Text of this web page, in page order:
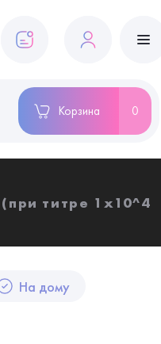
Корзина 0
титре 1х10^4
На дому